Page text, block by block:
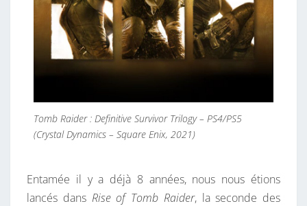
Tomb Raider : Definitive Survivor Trilogy – PS4/PS5
(Crystal Dynamics – Square Enix, 2021)
Entamée il y a déjà 8 années, nous nous étions
lancés dans Rise of Tomb Raider, la seconde des